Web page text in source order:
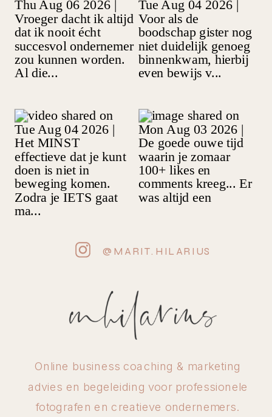
Online business coaching & marketing
advies en begeleiding voor professionele
fotografen en creatieve ondernemers.
@MARIT.HILARIUS